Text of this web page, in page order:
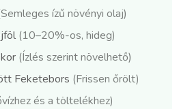
ízű növényi olaj)
(10–20%-os, hideg)
(Ízlés szerint növelhető)
Feketebors (Frissen őrölt)
és a töltelékhez)